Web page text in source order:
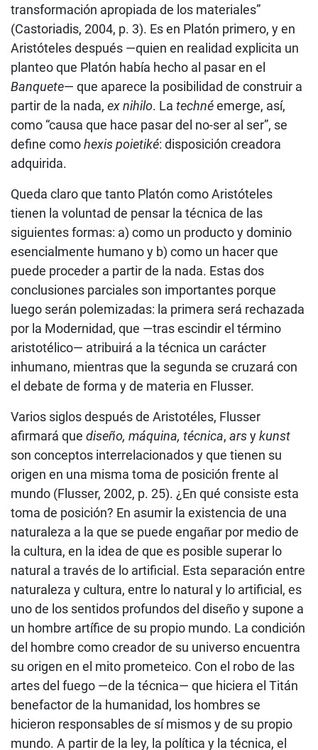
transformación apropiada de los materiales”
(Castoriadis, 2004, p. 3). Es en Platón primero, y en
Aristóteles después —quien en realidad explicita un
planteo que Platón había hecho al pasar en el
Banquete— que aparece la posibilidad de construir a
partir de la nada, ex nihilo. La technéemerge, así,
como “causa que hace pasar del no-ser al ser”, se
define comohexis poietiké: disposición creadora
adquirida.
Queda claro que tanto Platón como Aristóteles
tienen la voluntad de pensar la técnica de las
siguientes formas: a) como un producto y dominio
esencialmente humano y b) como un hacer que
puede proceder a partir de la nada. Estas dos
conclusiones parciales son importantes porque
luego serán polemizadas: la primera será rechazada
por la Modernidad, que —tras escindir el término
aristotélico— atribuirá a la técnica un carácter
inhumano, mientras que la segunda se cruzará con
el debate de forma y de materia en Flusser.
Varios siglos después de Aristotéles, Flusser
afirmará que diseño, máquina, técnica, arsykunst
son conceptos interrelacionados y que tienen su
origen en una misma toma de posición frente al
mundo (Flusser, 2002, p. 25). ¿En qué consiste esta
toma de posición? En asumir la existencia de una
naturaleza a la que se puede engañar por medio de
la cultura, en la idea de que es posible superar lo
natural a través de lo artificial. Esta separación entre
naturaleza y cultura, entre lo natural y lo artificial, es
uno de los sentidos profundos del diseño y supone a
un hombre artífice de su propio mundo. La condición
del hombre como creador de su universo encuentra
su origen en el mito prometeico. Con el robo de las
artes del fuego —de la técnica— que hiciera el Titán
benefactor de la humanidad, los hombres se
hicieron responsables de sí mismos y de su propio
mundo. A partir de la ley, la política y la técnica, el